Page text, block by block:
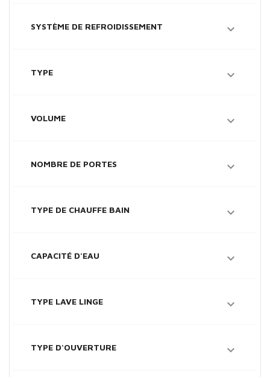
SYSTÈME DE REFROIDISSEMENT 
TYPE 
VOLUME 
NOMBRE DE PORTES 
TYPE DE CHAUFFE BAIN 
CAPACITÉ D'EAU 
TYPE LAVE LINGE 
TYPE D'OUVERTURE 